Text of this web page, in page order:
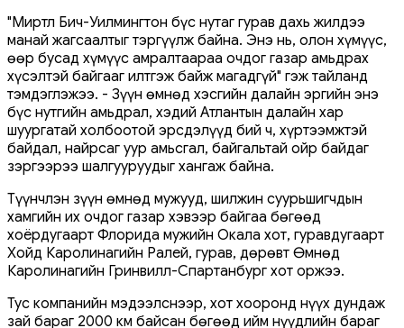
"Миртл Бич-Уилмингтон бүс нутаг гурав дахь жилдээ
манай жагсаалтыг тэргүүлж байна. Энэ нь, олон хүмүүс,
өөр бусад хүмүүс амралтаараа очдог газар амьдрах
хүсэлтэй байгааг илтгэж байж магадгүй" гэж тайланд
тэмдэглэжээ. - Зүүн өмнөд хэсгийн далайн эргийн энэ
бүс нутгийн амьдрал, хэдий Атлантын далайн хар
шуургатай холбоотой эрсдэлүүд бий ч, хүртээмжтэй
байдал, найрсаг уур амьсгал, байгальтай ойр байдаг
зэргээрээ шалгууруудыг хангаж байна.
Түүнчлэн зүүн өмнөд мужууд, шилжин суурьшигчдын
хамгийн их очдог газар хэвээр байгаа бөгөөд
хоёрдугаарт Флорида мужийн Окала хот, гуравдугаарт
Хойд Каролинагийн Ралей, гурав, дөрөвт Өмнөд
Каролинагийн Гринвилл-Спартанбург хот оржээ.
Тус компанийн мэдээлснээр, хот хооронд нүүх дундаж
зай бараг 2000 км байсан бөгөөд ийм нүүдлийн бараг